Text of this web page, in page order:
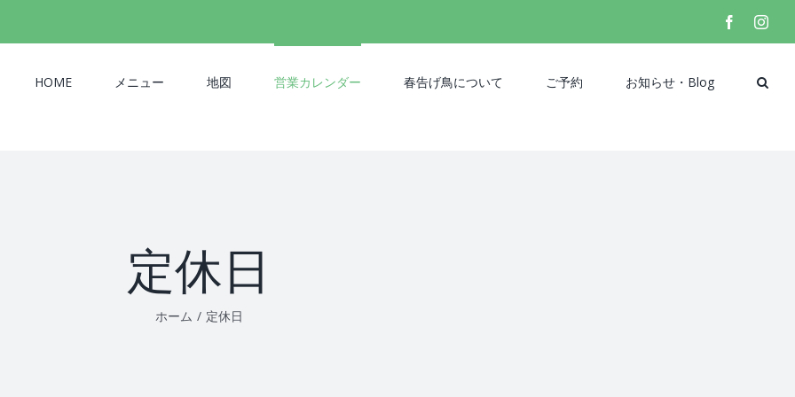
facebook
…
HOME メニュー 地図 営業カレンダー 春告げ鳥について ご予約 お知らせ・Blog
定休日
ホーム / 定休日